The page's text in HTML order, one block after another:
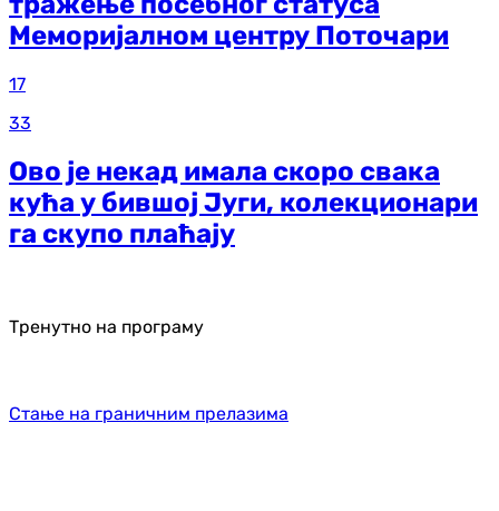
Меморијалном центру Поточари
17
33
Ово је некад имала скоро свака
кућа у бившој Југи, колекционари
га скупо плаћају
Тренутно на програму
Стање на граничним прелазима